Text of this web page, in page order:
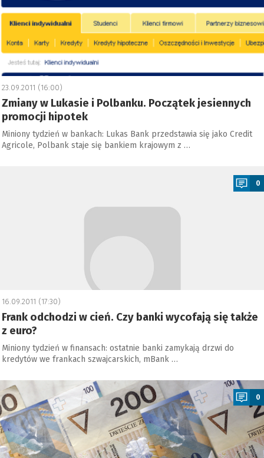
23.09.2011 (16:00)
Zmiany w Lukasie i Polbanku. Początek jesiennych
promocji hipotek
Miniony tydzień w bankach: Lukas Bank przedstawia się jako Credit
Agricole, Polbank staje się bankiem krajowym z …
0
16.09.2011 (17:30)
Frank odchodzi w cień. Czy banki wycofają się także
z euro?
Miniony tydzień w finansach: ostatnie banki zamykają drzwi do
kredytów we frankach szwajcarskich, mBank …
0